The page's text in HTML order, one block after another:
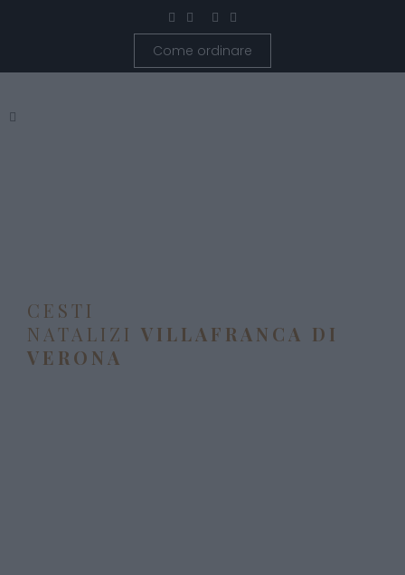
Come ordinare
CESTI
NATALIZI VILLAFRANCA DI
VERONA